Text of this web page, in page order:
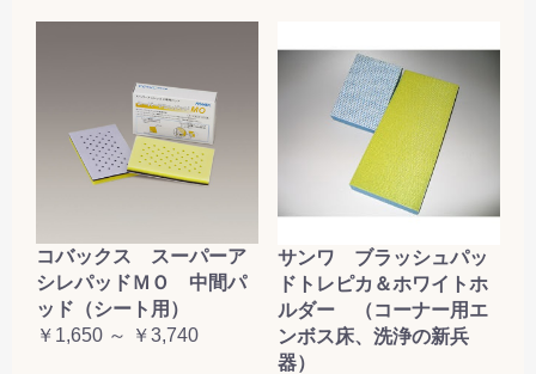
コバックス スーパーア
シレパッドＭＯ 中間パ
ッド（シート用）
￥1,650 ～ ￥3,740
サンワ ブラッシュパッ
ドトレピカ＆ホワイトホ
ルダー （コーナー用エ
ンボス床、洗浄の新兵
器）